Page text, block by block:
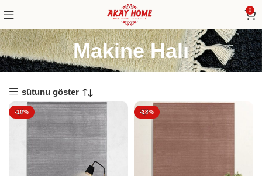
0
Makine Halı
sütunu göster
-10% -28%